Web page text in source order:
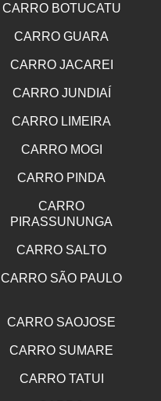
CARRO BOTUCATU
CARRO GUARA
CARRO JACAREI
CARRO JUNDIAÍ
CARRO LIMEIRA
CARRO MOGI
CARRO PINDA
CARRO
PIRASSUNUNGA
CARRO SALTO
CARRO SÃO PAULO
CARRO SAOJOSE
CARRO SUMARE
CARRO TATUI